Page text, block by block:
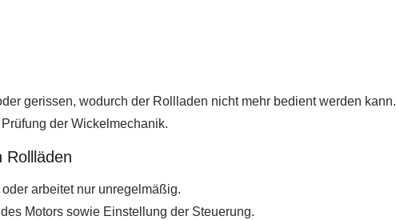
gerissen, wodurch der Rollladen nicht mehr bedient werden kann.
der Wickelmechanik.
Rollläden
arbeitet nur unregelmäßig.
Motors sowie Einstellung der Steuerung.